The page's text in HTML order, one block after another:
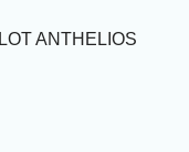
ANTHELIOS